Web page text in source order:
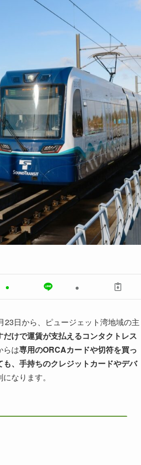
23日から、ピュージェット湾地域の主
けで運賃が支払えるコンタクトレス
らは専用のORCAカードや切符を買っ
、手持ちのクレジットカードやデバ
なります。